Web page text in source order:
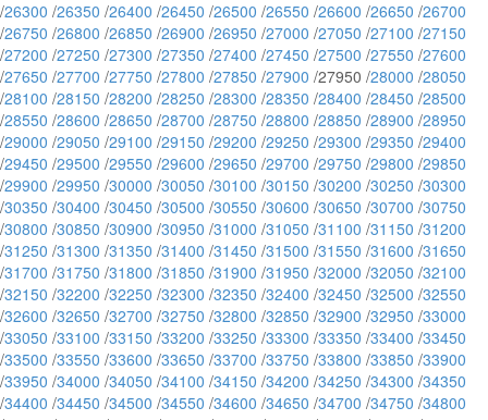
/26300 /26350 /26400 /26450 /26500 /26550 /26600 /26650 /26700
/26750 /26800 /26850 /26900 /26950 /27000 /27050 /27100 /27150
/27200 /27250 /27300 /27350 /27400 /27450 /27500 /27550 /27600
/27650 /27700 /27750 /27800 /27850 /27900 /27950 /28000 /28050
/28100 /28150 /28200 /28250 /28300 /28350 /28400 /28450 /28500
/28550 /28600 /28650 /28700 /28750 /28800 /28850 /28900 /28950
/29000 /29050 /29100 /29150 /29200 /29250 /29300 /29350 /29400
/29450 /29500 /29550 /29600 /29650 /29700 /29750 /29800 /29850
/29900 /29950 /30000 /30050 /30100 /30150 /30200 /30250 /30300
/30350 /30400 /30450 /30500 /30550 /30600 /30650 /30700 /30750
/30800 /30850 /30900 /30950 /31000 /31050 /31100 /31150 /31200
/31250 /31300 /31350 /31400 /31450 /31500 /31550 /31600 /31650
/31700 /31750 /31800 /31850 /31900 /31950 /32000 /32050 /32100
/32150 /32200 /32250 /32300 /32350 /32400 /32450 /32500 /32550
/32600 /32650 /32700 /32750 /32800 /32850 /32900 /32950 /33000
/33050 /33100 /33150 /33200 /33250 /33300 /33350 /33400 /33450
/33500 /33550 /33600 /33650 /33700 /33750 /33800 /33850 /33900
/33950 /34000 /34050 /34100 /34150 /34200 /34250 /34300 /34350
/34400 /34450 /34500 /34550 /34600 /34650 /34700 /34750 /34800